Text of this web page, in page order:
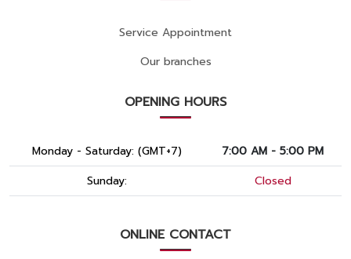
Service Appointment
Our branches
OPENING HOURS
Monday - Saturday: (GMT+7)
7:00 AM - 5:00 PM
Sunday:
Closed
ONLINE CONTACT